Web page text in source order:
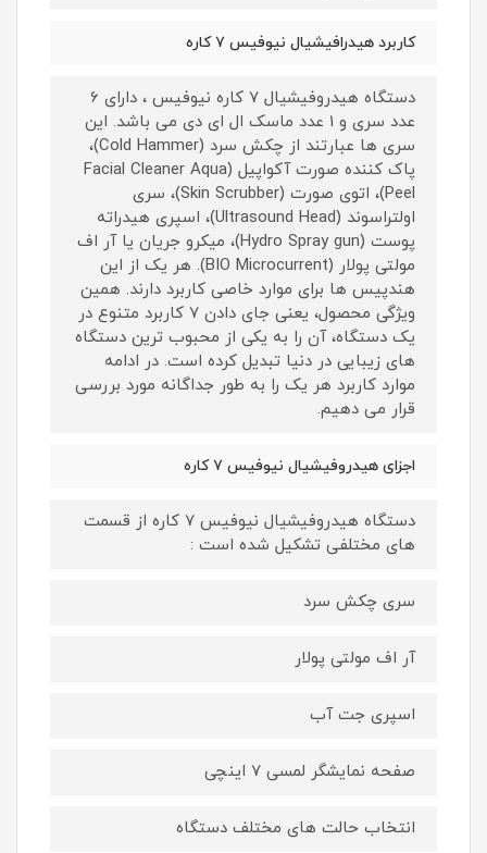
کاربرد هیدرافیشیال نیوفیس ۷ کاره
دستگاه هیدروفیشیال 7 کاره نیوفیس ، دارای 6
عدد سری و 1 عدد ماسک ال ای دی می باشد. این
سری ها عبارتند از چکش سرد (Cold Hammer)،
پاک کننده صورت آکواپیل (Facial Cleaner Aqua
Peel)، اتوی صورت (Skin Scrubber)، سری
اولتراسوند (Ultrasound Head)، اسپری هیدراته
پوست (Hydro Spray gun)، میکرو جریان یا آر اف
مولتی پولار (BIO Microcurrent). هر یک از این
هندپیس ها برای موارد خاصی کاربرد دارند. همین
ویژگی محصول، یعنی جای دادن 7 کاربرد متنوع در
یک دستگاه، آن را به یکی از محبوب ترین دستگاه
های زیبایی در دنیا تبدیل کرده است. در ادامه
موارد کاربرد هر یک را به طور جداگانه مورد بررسی
قرار می دهیم.
اجزای هیدروفیشیال نیوفیس ۷ کاره
دستگاه هیدروفیشیال نیوفیس 7 کاره از قسمت
های مختلفی تشکیل شده است :
سری چکش سرد
آر اف مولتی پولار
اسپری جت آب
صفحه نمایشگر لمسی 7 اینچی
انتخاب حالت های مختلف دستگاه